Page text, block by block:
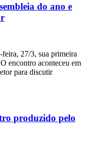
do ano e
27/3, sua primeira
encontro aconteceu em
para discutir
produzido pelo